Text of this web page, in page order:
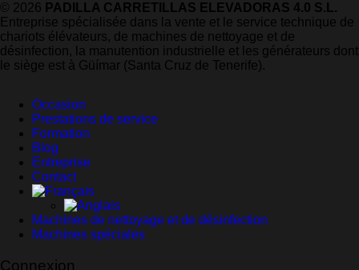
© 2026 PADILLA CARRETILLAS ELEVADORAS 4.0 S.L.
Entreprise spécialisée dans la vente et le service technique de
chariots élévateurs, de machines de nettoyage et de
désinfection, la manutention industrielle et les générateurs dont
le siège est à Güímar (Santa Cruz de Tenerife).
Occasion
Prestations de service
Formation
Blog
Entreprise
Contact
Machines de nettoyage et de désinfection
Machines spéciales
Connexion